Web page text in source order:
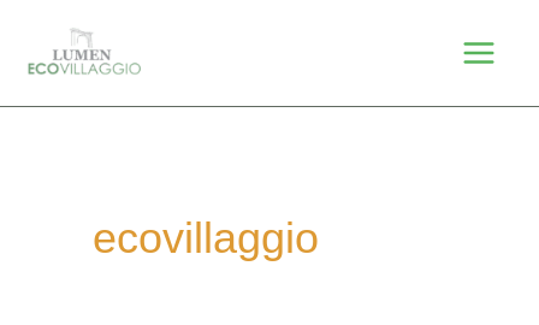
ecovillaggio